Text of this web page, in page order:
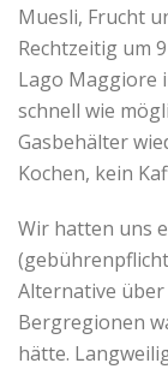
Muesli, Frucht
Rechtzeitig um
Lago Maggiore
schnell wie
Gasbehälter
Kochen, kein
Wir hatten uns
Alternative
Bergregionen
hätte.